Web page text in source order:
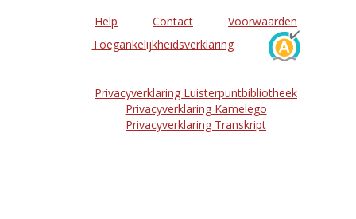
Help Contact
Voorwaarden
Toegankelijkheidsverklaring
Privacyverklaring Luisterpuntbibliotheek
Privacyverklaring Kamelego
Privacyverklaring Transkript